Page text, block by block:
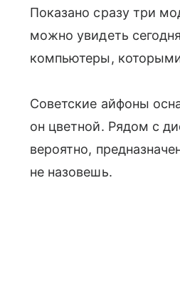
Показано сразу три
можно увидеть
компьютеры,
Советские айфоны
он цветной. Рядом с
вероятно,
не назовешь.